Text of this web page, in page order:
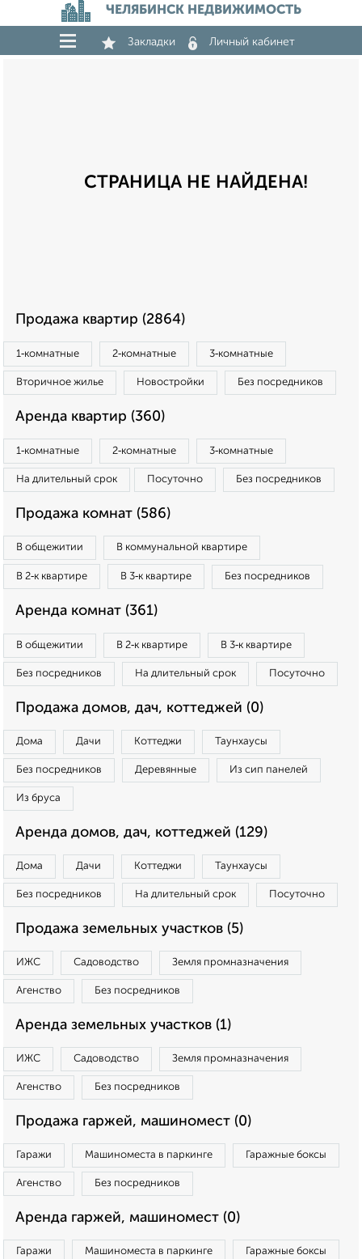
ЧЕЛЯБИНСК НЕДВИЖИМОСТЬ
Закладки Личный кабинет
СТРАНИЦА НЕ НАЙДЕНА!
Продажа квартир (2864)
1‑комнатные 2‑комнатные 3‑комнатные
Вторичное жилье Новостройки Без посредников
Аренда квартир (360)
1‑комнатные 2‑комнатные 3‑комнатные
На длительный срок Посуточно Без посредников
Продажа комнат (586)
В общежитии В коммунальной квартире
В 2‑к квартире В 3‑к квартире Без посредников
Аренда комнат (361)
В общежитии В 2‑к квартире В 3‑к квартире
Без посредников На длительный срок Посуточно
Продажа домов, дач, коттеджей (0)
Дома Дачи Коттеджи Таунхаусы
Без посредников Деревянные Из сип панелей
Из бруса
Аренда домов, дач, коттеджей (129)
Дома Дачи Коттеджи Таунхаусы
Без посредников На длительный срок Посуточно
Продажа земельных участков (5)
ИЖС Садоводство Земля промназначения
Агенство Без посредников
Аренда земельных участков (1)
ИЖС Садоводство Земля промназначения
Агенство Без посредников
Продажа гаржей, машиномест (0)
Гаражи Машиноместа в паркинге Гаражные боксы
Агенство Без посредников
Аренда гаржей, машиномест (0)
Гаражи Машиноместа в паркинге Гаражные боксы